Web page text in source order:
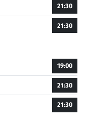
21:30
21:30
19:00
21:30
21:30